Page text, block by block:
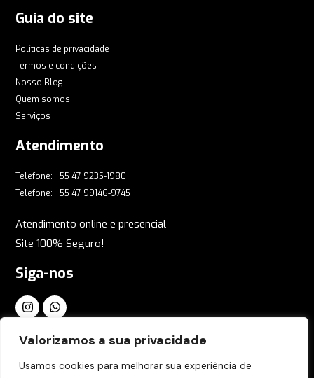
Valorizamos a sua privacidade
Usamos cookies para melhorar sua experiência de
Guia do site
Políticas de privacidade
Termos e condições
Nosso Blog
Quem somos
Serviços
Atendimento
Telefone: +55 47 9235-1980
Telefone: +55 47 99146-9745
Atendimento online e presencial
Site 100% Seguro!
Siga-nos
Inscreva-se em nossa Newsletter Global
Reçeba todas as novidades em tempo real, cadastre-se agora